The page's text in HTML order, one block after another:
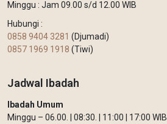
Minggu : Jam 09.00 s/d 12.00 WIB
Hubungi :
0858 9404 3281 (Djumadi)
0857 1969 1918 (Tiwi)
Jadwal Ibadah
Ibadah Umum
Minggu – 06.00. | 08:30. | 11:00 | 17:00 WIB